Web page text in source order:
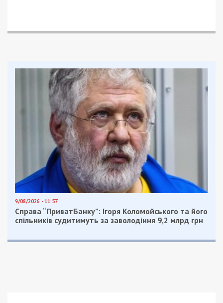
Facebook
Telegram
Twitter
WhatsApp
ViberEmail
Категории:Суспільство| Метки:
Россией,телефон
Рекламні блоки дають нам змогу
залишатися незалежними ЗМІ, а вам -
отримувати найсвіжіші новини під ними.
Приєднуйтесь також до 49000 в Google News. Слідкуйте
за останніми новинами!